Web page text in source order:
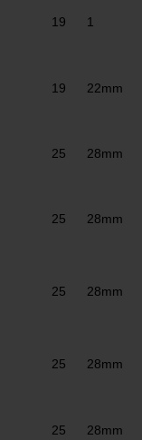
19 1
19 22mm
25 28mm
25 28mm
25 28mm
25 28mm
25 28mm